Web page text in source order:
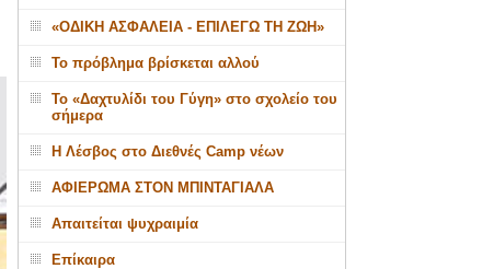
«ΟΔΙΚΗ ΑΣΦΑΛΕΙΑ - ΕΠΙΛΕΓΩ ΤΗ ΖΩΗ»
Το πρόβλημα βρίσκεται αλλού
Το «Δαχτυλίδι του Γύγη» στο σχολείο του
σήμερα
Η Λέσβος στο Διεθνές Camp νέων
ΑΦΙΕΡΩΜΑ ΣΤΟΝ ΜΠΙΝΤΑΓΙΑΛΑ
Απαιτείται ψυχραιμία
Επίκαιρα